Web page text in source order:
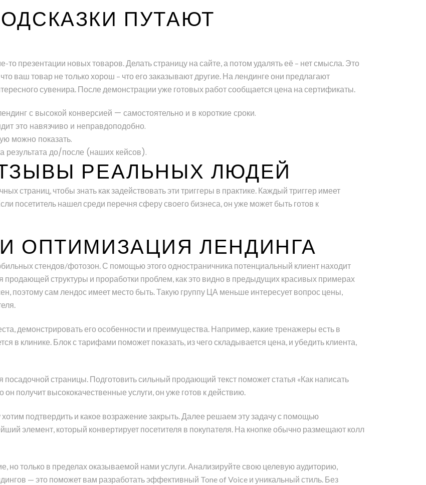
ПУТАЮТ
презентации новых товаров. Делать страницу на сайте, а потом удалять её – нет смысла. Это
ваш товар не только хорош – что его заказывают другие. На лендинге они предлагают
сувенира. После демонстрации уже готовых работ сообщается цена на сертификаты.
с высокой конверсией — самостоятельно и в короткие сроки.
это навязчиво и неправдоподобно.
можно показать.
результата до/после (наших кейсов).
РЕАЛЬНЫХ ЛЮДЕЙ
страниц, чтобы знать как задействовать эти триггеры в практике. Каждый триггер имеет
посетитель нашел среди перечня сферу своего бизнеса, он уже может быть готов к
ОПТИМИЗАЦИЯ ЛЕНДИНГА
стендов/фотозон. С помощью этого одностраничника потенциальный клиент находит
продающей структуры и проработки проблем, как это видно в предыдущих красивых примерах
поэтому сам лендос имеет место быть. Такую группу ЦА меньше интересует вопрос цены,
демонстрировать его особенности и преимущества. Например, какие тренажеры есть в
в клинике. Блок с тарифами поможет показать, из чего складывается цена, и убедить клиента,
посадочной страницы. Подготовить сильный продающий текст поможет статья «Как написать
он получит высококачественные услуги, он уже готов к действию.
подтвердить и какое возражение закрыть. Далее решаем эту задачу с помощью
элемент, который конвертирует посетителя в покупателя. На кнопке обычно размещают колл
но только в пределах оказываемой нами услуги. Анализируйте свою целевую аудиторию,
— это поможет вам разработать эффективный Tone of Voice и уникальный стиль. Без